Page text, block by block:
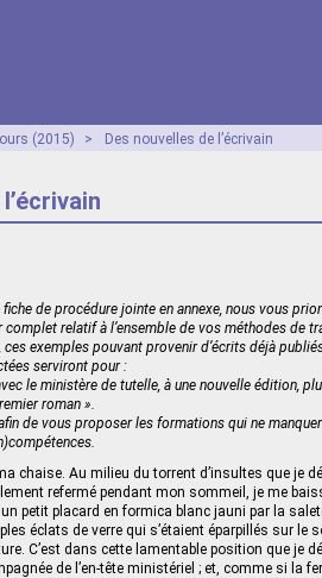
(2015) > Des nouvelles de l’écrivain
de procédure jointe en annexe, nous vous
complet relatif à l’ensemble de vos méthodes de
exemples pouvant provenir d’écrits déjà
serviront pour :
le ministère de tutelle, à une nouvelle édition,
roman ».
de vous proposer les formations qui ne
chaise. Au milieu du torrent d’insultes que je
refermé pendant mon sommeil, je me
petit placard en formica blanc jauni par la
éclats de verre qui s’étaient éparpillés sur le
C’est dans cette lamentable position que je
de l’en-tête ministériel ; et, comme si la